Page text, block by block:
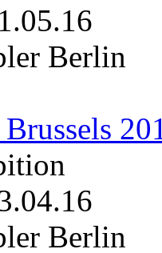
Berlin
Berlin